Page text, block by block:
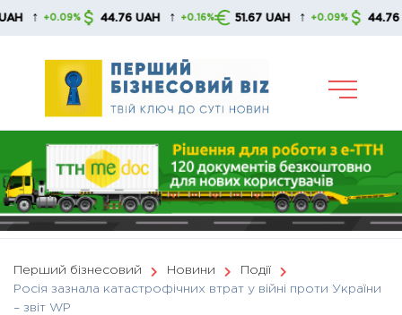
Skip
+0.09% 44.76 UAH ↑ +0.16% 51.67 UAH ↑ +0.09% 44.76 UAH
Перший бізнесовий Новини
Події
Росія зазнала катастрофічних втрат у війні проти України
– звіт WP